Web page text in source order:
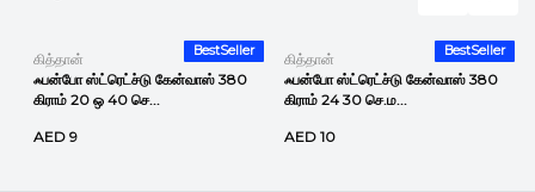
BestSeller
கித்தான்
ஃபன்போ ஸ்ட்ரெட்ச்டு கேன்வாஸ் 380
கிராம் 20 ஒ 40 செ...
AED 9
BestSeller
கித்தான்
ஃபன்போ ஸ்ட்ரெட்ச்டு கேன்வாஸ் 380
கிராம் 24 30 செ.ம...
AED 10